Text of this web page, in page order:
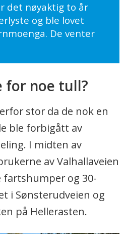
det nøyaktig to år
og ble lovet
De venter
for noe tull?
stor da de nok en
ble forbigått av
I midten av
av Valhallaveien
fartshumper og 30-
i Sønsterudveien og
på Hellerasten.